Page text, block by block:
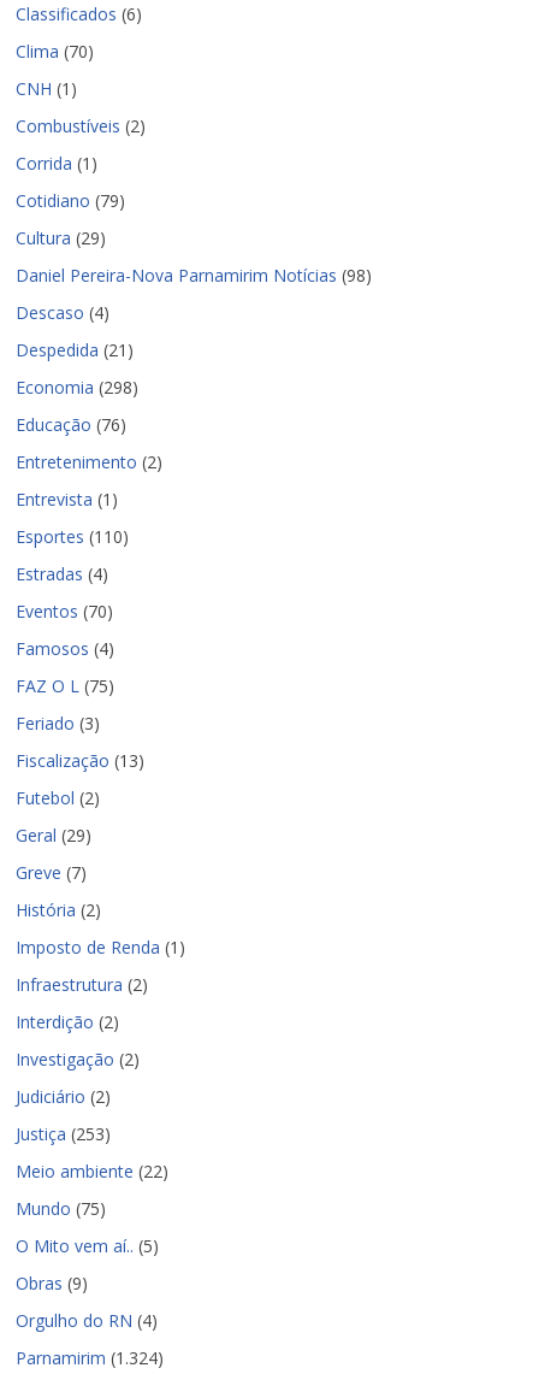
Classificados (6)
Clima (70)
CNH (1)
Combustíveis (2)
Corrida (1)
Cotidiano (79)
Cultura (29)
Daniel Pereira-Nova Parnamirim Notícias (98)
Descaso (4)
Despedida (21)
Economia (298)
Educação (76)
Entretenimento (2)
Entrevista (1)
Esportes (110)
Estradas (4)
Eventos (70)
Famosos (4)
FAZ O L (75)
Feriado (3)
Fiscalização (13)
Futebol (2)
Geral (29)
Greve (7)
História (2)
Imposto de Renda (1)
Infraestrutura (2)
Interdição (2)
Investigação (2)
Judiciário (2)
Justiça (253)
Meio ambiente (22)
Mundo (75)
O Mito vem aí.. (5)
Obras (9)
Orgulho do RN (4)
Parnamirim (1.324)